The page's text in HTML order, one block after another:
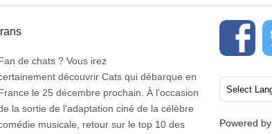
de chats ? Vous irez
découvrir Cats qui débarque en
le 25 décembre prochain. À l’occasion
la sortie de l’adaptation ciné de la célèbre
musicale, retour sur le top 10 des
Powered by